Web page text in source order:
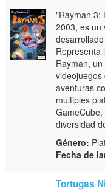
"Rayman 3:
2003, es un
Representa
Rayman,
aventuras
múltiples
diversidad
Género:
Fecha de
Tortugas